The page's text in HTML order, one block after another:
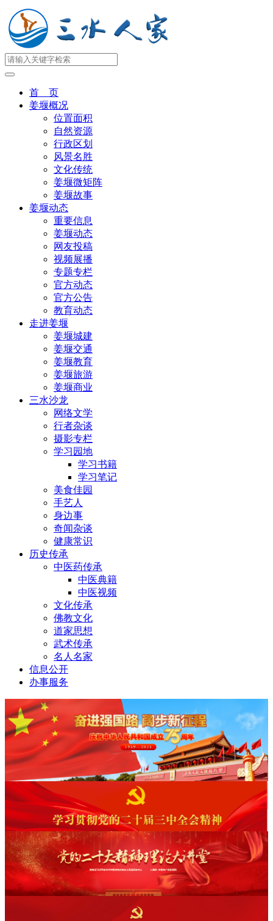
首 页
姜堰概况
位置面积
自然资源
行政区划
风景名胜
文化传统
姜堰微矩阵
姜堰故事
姜堰动态
重要信息
姜堰动态
网友投稿
视频展播
专题专栏
官方动态
官方公告
教育动态
走进姜堰
姜堰城建
姜堰交通
姜堰教育
姜堰旅游
姜堰商业
三水沙龙
网络文学
行者杂谈
摄影专栏
学习园地
学习书籍
学习笔记
美食佳园
手艺人
身边事
奇闻杂谈
健康常识
历史传承
中医药传承
中医典籍
中医视频
文化传承
佛教文化
道家思想
武术传承
名人名家
信息公开
办事服务